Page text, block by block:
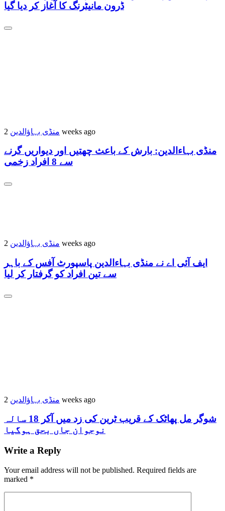
ڈرون مانیٹرنگ کا آغاز کر دیا گیا
منڈی بہاؤالدین 2 weeks ago
منڈی بہاءالدین: بارش کے باعث چھتیں اور دیواریں گرنے
سے 8 افراد زخمی
منڈی بہاؤالدین 2 weeks ago
ایف آئی اے نے منڈی بہاءالدین پاسپورٹ آفس کے باہر
سے تین افراد کو گرفتار کر لیا
منڈی بہاؤالدین 2 weeks ago
شوگر مل پھاٹک کے قریب ٹرین کی زد میں آکر 18 سالہ
نوجوان جاں بحق ہوگیا
Write a Reply
Your email address will not be published. Required fields are
marked *